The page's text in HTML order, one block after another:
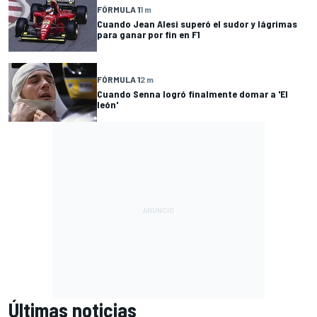
FÓRMULA 11 m
Cuando Jean Alesi superó el sudor y lágrimas
para ganar por fin en F1
FÓRMULA 12 m
Cuando Senna logró finalmente domar a 'El
león'
Últimas noticias